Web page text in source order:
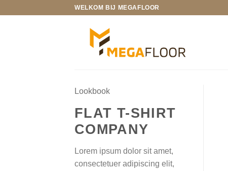
WELKOM BIJ MEGAFLOOR
Lookbook
FLAT T-SHIRT
COMPANY
Lorem ipsum dolor sit amet,
consectetuer adipiscing elit,